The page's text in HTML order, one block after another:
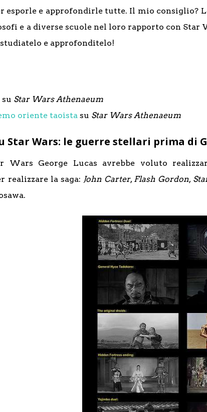
esporle e approfondirle tutte. Il mio consiglio?
e a diverse scuole nel loro rapporto con Star
e approfonditelo!
su Star Wars Athenaeum
oriente taoista su Star Wars Athenaeum
Star Wars: le guerre stellari prima di
Wars George Lucas avrebbe voluto
realizzare la saga: John Carter, Flash Gordon,